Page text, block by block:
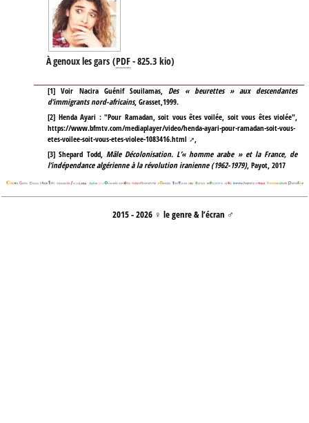
À genoux les gars (PDF-825.3 kio)
[1]Voir Nacira Guénif Souilamas,Des « beurettes » aux descendantes
d’immigrants nord-africains, Grasset,1999.
[2] Henda Ayari : "Pour Ramadan, soit vous êtes voilée, soit vous êtes violée",
https://www.bfmtv.com/mediaplayer/video/henda-ayari-pour-ramadan-soit-vous-
etes-voilee-soit-vous-etes-violee-1083416.html
[3]Shepard Todd, Mâle Décolonisation. L’« homme arabe » et la France, de
l’indépendance algérienne à la révolution iranienne (1962-1979), Payot, 2017
2015 - 2026 ♀ le genre & l’écran ♂